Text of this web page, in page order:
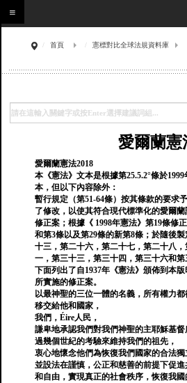
首頁 憲標對比全球法規資料庫
愛爾蘭憲
愛爾蘭憲法2018
本《憲法》文本是根據第25.5.2°條於
本，但以下內容除外：
暫行規定（第51-64條）按其條款的要求
了修改，以使其符合現代標準化的愛爾
修正案；根據《 1998年憲法》第19條修
和第3條以及第29條的新第8條；於隨後
十三，第二十六，第二十七，第二十八
一，第三十三，第三十四，第三十六和第
下面列出了自1937年《憲法》頒佈到本
所實施的修正案。
以最神聖的三位一體的名義，所有權力
移交給他和國家，
我們，Éire人民，
謙卑地承認我們對我們神聖的主耶穌基
過幾個世紀的考驗來維持我們的祖先，
衷心地懷念他們為恢復我們國家的合法
並設法在謹慎，公正和慈善的前提下促
和自由，實現真正的社會秩序，恢復我